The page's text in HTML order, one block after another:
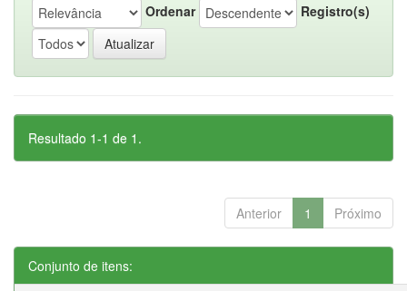
Ordenar
Registro(s)
Resultado 1-1 de 1.
Anterior 1 Próximo
Conjunto de itens: